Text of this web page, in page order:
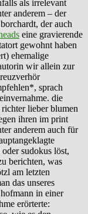
als irrelevant
anderem – der
der auch
eine gravierende
gewohnt haben
ehemalige
wir allein zur
sprach
die
lieber blumen
ihren im print
anderem auch für
sudokus löst,
berichten, was
am letzten
das unseres
in einer
erörterte: